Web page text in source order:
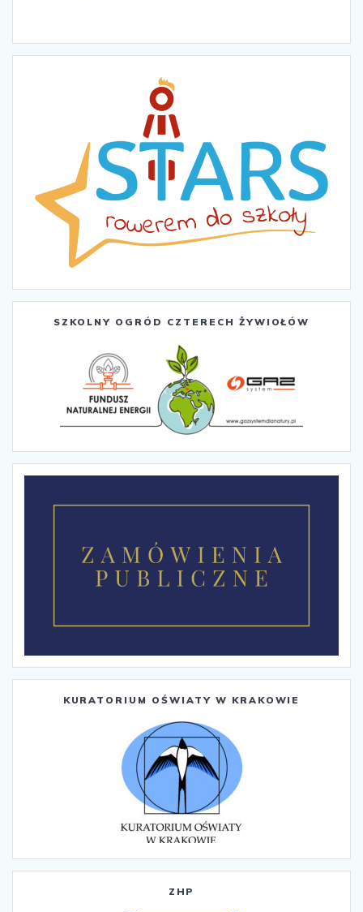
SZKOLNY OGRÓD CZTERECH ŻYWIOŁÓW
KURATORIUM OŚWIATY W KRAKOWIE
ZHP